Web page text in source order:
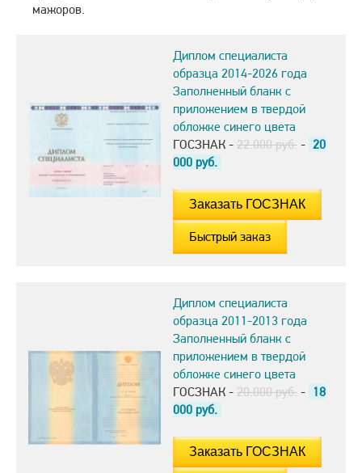
мажоров.
Диплом специалиста
образца 2014-2026 года
Заполненный бланк с
приложением в твердой
обложке синего цвета
ГОСЗНАК - 22.000 руб. - 20
000 руб.
Быстрый заказ
Диплом специалиста
образца 2011-2013 года
Заполненный бланк с
приложением в твердой
обложке синего цвета
ГОСЗНАК - 20.000 руб. - 18
000 руб.